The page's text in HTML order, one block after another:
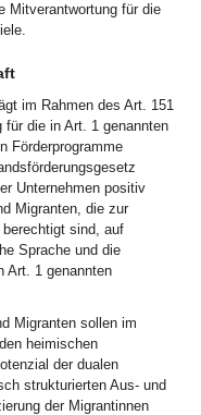
Mitverantwortung für die
im Rahmen des Art. 151
für die in Art. 1 genannten
Förderprogramme
Unternehmen positiv
Migranten, die zur
sind, auf
Sprache und die
Art. 1 genannten
Migranten sollen im
heimischen
der dualen
strukturierten Aus- und
der Migrantinnen